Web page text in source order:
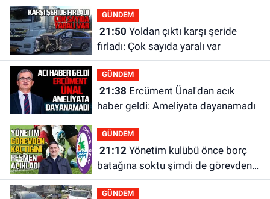
GÜNDEM
21:50
fırladı: Çok sayıda yaralı var
GÜNDEM
21:38
haber geldi: Ameliyata dayanamadı
GÜNDEM
21:12Yönetim kulübü önce borç
batağına soktu şimdi de görevden
kaçtığını resmen açıkladı
GÜNDEM